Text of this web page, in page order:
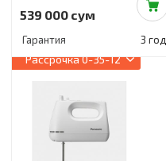
539 000 сум
Гарантия 3 год
Рассрочка0-35-12